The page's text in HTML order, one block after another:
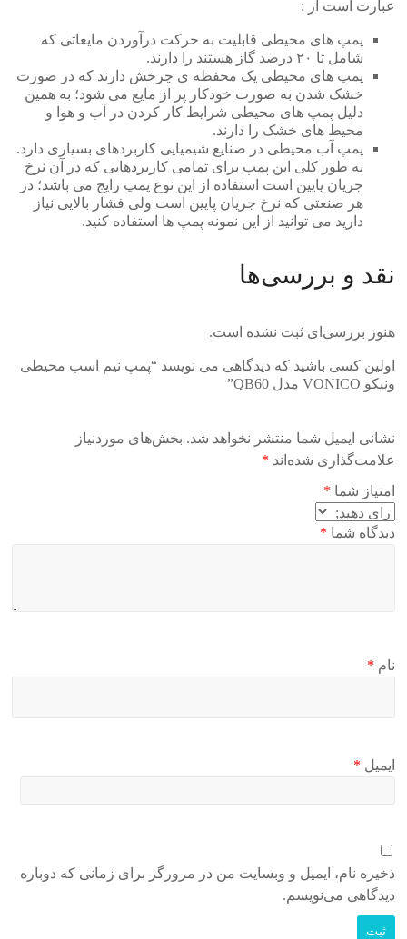
عبارت است از :
پمپ های محیطی قابلیت به حرکت درآوردن مایعاتی که
شامل تا ۲۰ درصد گاز هستند را دارند.
پمپ های محیطی یک محفظه ی چرخش دارند که در صورت
خشک شدن به صورت خودکار پر از مایع می شود؛ به همین
دلیل پمپ های محیطی شرایط کار کردن در آب و هوا و
محیط های خشک را دارند.
پمپ آب محیطی در صنایع شیمیایی کاربردهای بسیاری دارد.
به طور کلی این پمپ برای تمامی کاربردهایی که در آن نرخ
جریان پایین است استفاده از این نوع پمپ رایج می باشد؛ در
هر صنعتی که نرخ جریان پایین است ولی فشار بالایی نیاز
دارید می توانید از این نمونه پمپ ها استفاده کنید.
نقد و بررسی‌ها
هنوز بررسی‌ای ثبت نشده است.
اولین کسی باشید که دیدگاهی می نویسد “پمپ نیم اسب محیطی
ونیکو VONICO مدل QB60”
نشانی ایمیل شما منتشر نخواهد شد. بخش‌های موردنیاز
علامت‌گذاری شده‌اند *
امتیاز شما *
دیدگاه شما *
نام *
ایمیل *
ذخیره نام، ایمیل و وبسایت من در مرورگر برای زمانی که دوباره
دیدگاهی می‌نویسم.